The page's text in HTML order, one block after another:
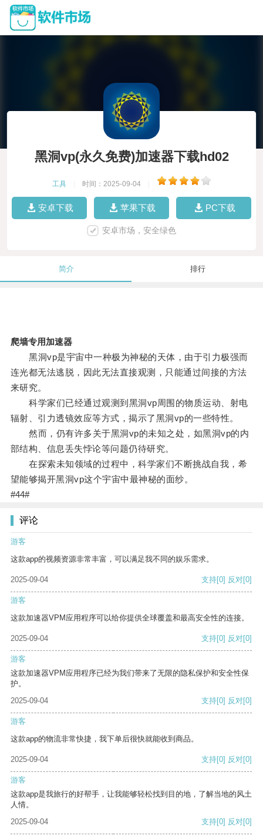
黑洞vp(永久免费)加速器下载hd02
工具 时间：2025-09-04
安卓下载 苹果下载 PC下载
安卓市场，安全绿色
简介 排行
爬墙专用加速器
黑洞vp是宇宙中一种极为神秘的天体，由于引力极强而
连光都无法逃脱，因此无法直接观测，只能通过间接的方法
来研究。
科学家们已经通过观测到黑洞vp周围的物质运动、射电
辐射、引力透镜效应等方式，揭示了黑洞vp的一些特性。
然而，仍有许多关于黑洞vp的未知之处，如黑洞vp的内
部结构、信息丢失悖论等问题仍待研究。
在探索未知领域的过程中，科学家们不断挑战自我，希
望能够揭开黑洞vp这个宇宙中最神秘的面纱。
#44#
评论
游客
这款app的视频资源非常丰富，可以满足我不同的娱乐需求。
2025-09-04 支持[0] 反对[0]
游客
这款加速器VPM应用程序可以给你提供全球覆盖和最高安全性的连接。
2025-09-04 支持[0] 反对[0]
游客
这款加速器VPM应用程序已经为我们带来了无限的隐私保护和安全性保
护。
2025-09-04
支持[0] 反对[0]
游客
这款app的物流非常快捷，我下单后很快就能收到商品。
2025-09-04 支持[0] 反对[0]
游客
这款app是我旅行的好帮手，让我能够轻松找到目的地，了解当地的风土
人情。
2025-09-04
支持[0] 反对[0]